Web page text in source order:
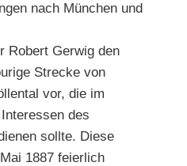
nach München und
Robert Gerwig den
Strecke von
vor, die im
des
sollte. Diese
1887 feierlich